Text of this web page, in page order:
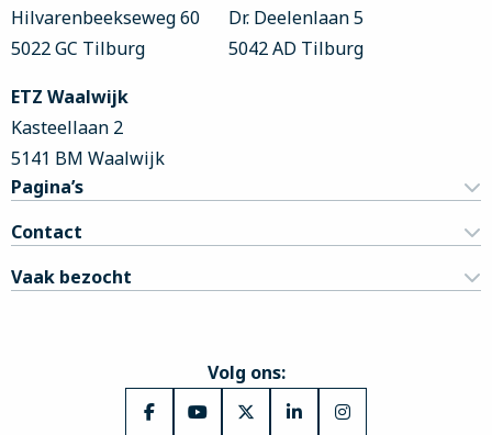
Hilvarenbeekseweg 60
5022 GC Tilburg
Dr. Deelenlaan 5
5042 AD Tilburg
ETZ Waalwijk
Kasteellaan 2
5141 BM Waalwijk
Pagina’s
Contact
Vaak bezocht
Volg ons:
Ga Ga Ga Ga Ga